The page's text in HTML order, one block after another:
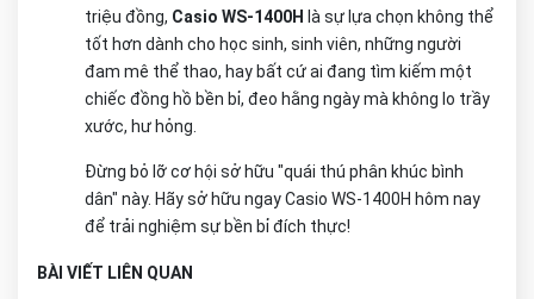
triệu đồng, Casio WS-1400H là sự lựa chọn không thể
tốt hơn dành cho học sinh, sinh viên, những người
đam mê thể thao, hay bất cứ ai đang tìm kiếm một
chiếc đồng hồ bền bỉ, đeo hằng ngày mà không lo trầy
xước, hư hỏng.
Đừng bỏ lỡ cơ hội sở hữu "quái thú phân khúc bình
dân" này. Hãy sở hữu ngay Casio WS-1400H hôm nay
để trải nghiệm sự bền bỉ đích thực!
BÀI VIẾT LIÊN QUAN